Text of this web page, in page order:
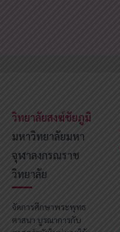
วิทยาลัยสงฆ์ชัยภูมิ
มหาวิทยาลัยมหา
จุฬาลงกรณราช
วิทยาลัย
จัดการศึกษาพระพุทธ
ศาสนา บูรณาการกับ